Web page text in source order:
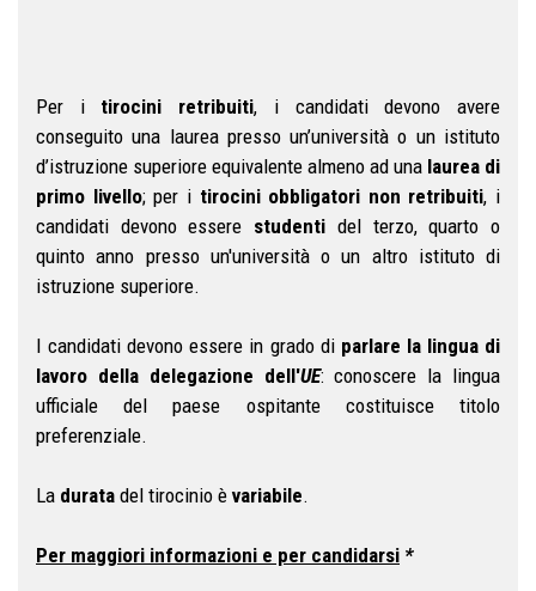
Per i tirocini retribuiti, i candidati devono avere
conseguito una laurea presso un’università o un istituto
d’istruzione superiore equivalente almeno ad una laurea di
primo livello; per itirocini obbligatori non retribuiti, i
candidati devono essere studenti del terzo, quarto o
quinto anno presso un'università o un altro istituto di
istruzione superiore.
I candidati devono essere in grado diparlare la lingua di
lavoro della delegazione dell'UE: conoscere la lingua
ufficiale del paese ospitante costituisce titolo
preferenziale.
La durata del tirocinio è variabile.
Per maggiori informazioni e per candidarsi *